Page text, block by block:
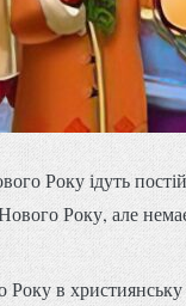
Року ідуть
Нового Року, але
в